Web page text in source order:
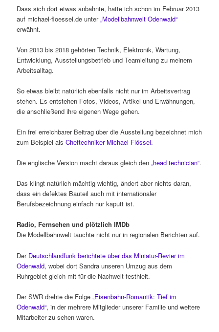
Dass sich dort etwas anbahnte, hatte ich schon im Februar 2013
auf michael-floessel.de unter„Modellbahnwelt Odenwald“
erwähnt.
Von 2013 bis 2018 gehörten Technik, Elektronik, Wartung,
Entwicklung, Ausstellungsbetrieb und Teamleitung zu meinem
Arbeitsalltag.
So etwas bleibt natürlich ebenfalls nicht nur im Arbeitsvertrag
stehen. Es entstehen Fotos, Videos, Artikel und Erwähnungen,
die anschließend ihre eigenen Wege gehen.
Ein frei erreichbarer Beitrag über die Ausstellung bezeichnet mich
zum Beispiel alsCheftechniker Michael Flössel.
Die englische Version macht daraus gleich den„head technician“.
Das klingt natürlich mächtig wichtig, ändert aber nichts daran,
dass ein defektes Bauteil auch mit internationaler
Berufsbezeichnung einfach nur kaputt ist.
Radio, Fernsehen und plötzlich IMDb
Die Modellbahnwelt tauchte nicht nur in regionalen Berichten auf.
Der Deutschlandfunk berichtete über das Miniatur-Revier im
Odenwald, wobei dort Sandra unseren Umzug aus dem
Ruhrgebiet gleich mit für die Nachwelt festhielt.
Der SWR drehte die Folge„Eisenbahn-Romantik: Tief im
Odenwald“, in der mehrere Mitglieder unserer Familie und weitere
Mitarbeiter zu sehen waren.